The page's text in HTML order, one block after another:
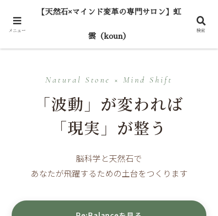
Natural Stone × Mind Shift
「波動」が変われば
「現実」が整う
脳科学と天然石で
あなたが飛躍するための土台をつくります
メニュー
【天然石×マインド変革の専門サロン】虹
雲（koun）
検索